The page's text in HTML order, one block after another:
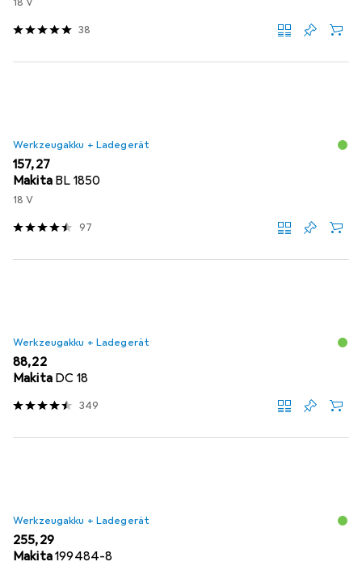
38
Werkzeugakku + Ladegerät
EUR
157,27
Makita BL 1850
18 V
97
Werkzeugakku + Ladegerät
EUR
88,22
Makita DC 18
349
Werkzeugakku + Ladegerät
EUR
255,29
Makita199484-8